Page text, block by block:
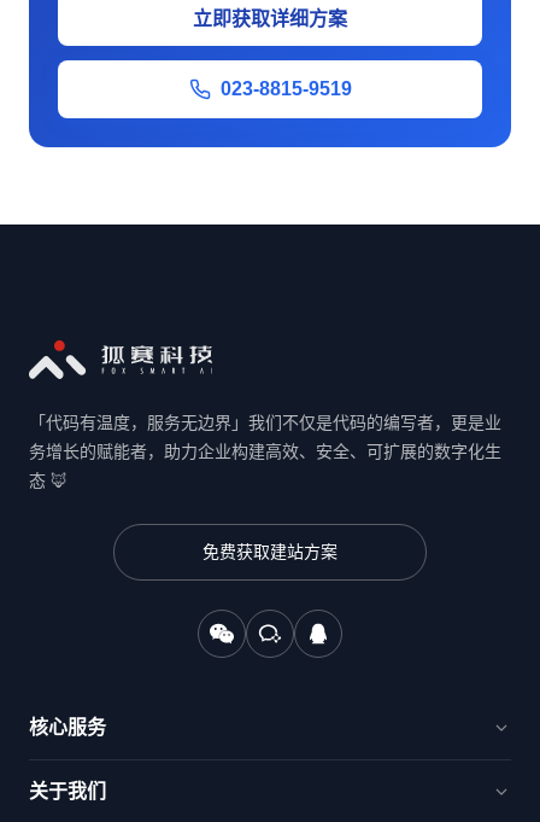
立即获取详细方案
023-8815-9519
「代码有温度，服务无边界」我们不仅是代码的编写者，更是业
务增长的赋能者，助力企业构建高效、安全、可扩展的数字化生
态 🦊
免费获取建站方案
核心服务
电商新零售与交易平台
关于我们